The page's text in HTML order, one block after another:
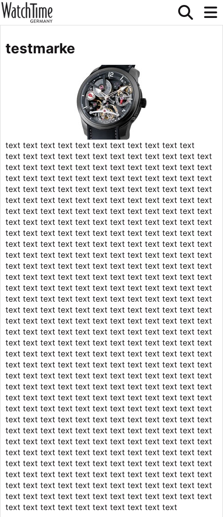
testmarke
text text text text text text text text text text text
text text text text text text text text text text text text
text text text text text text text text text text text text
text text text text text text text text text text text text
text text text text text text text text text text text text
text text text text text text text text text text text text
text text text text text text text text text text text text
text text text text text text text text text text text text
text text text text text text text text text text text text
text text text text text text text text text text text text
text text text text text text text text text text text text
text text text text text text text text text text text text
text text text text text text text text text text text text
text text text text text text text text text text text text
text text text text text text text text text text text text
text text text text text text text text text text text text
text text text text text text text text text text text text
text text text text text text text text text text text text
text text text text text text text text text text text text
text text text text text text text text text text text text
text text text text text text text text text text text text
text text text text text text text text text text text text
text text text text text text text text text text text text
text text text text text text text text text text text text
text text text text text text text text text text text text
text text text text text text text text text text text text
text text text text text text text text text text text text
text text text text text text text text text text text text
text text text text text text text text text text text text
text text text text text text text text text text text text
text text text text text text text text text text text text
text text text text text text text text text text text text
text text text text text text text text text text text text
text text text text text text text text text text